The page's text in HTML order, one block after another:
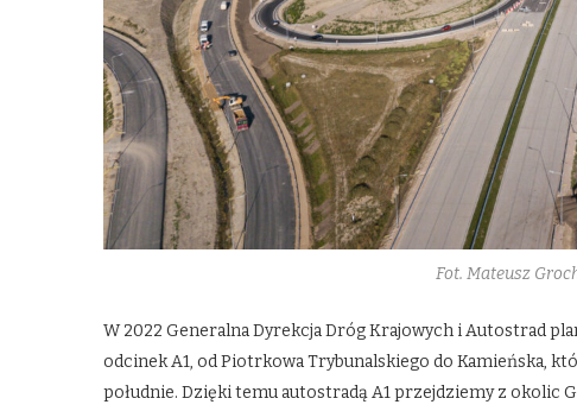
Fot. Mateusz
W 2022 Generalna Dyrekcja Dróg Krajowych i Autostrad
odcinek A1, od Piotrkowa Trybunalskiego do Kamieńska,
południe. Dzięki temu autostradą A1 przejdziemy z okolic